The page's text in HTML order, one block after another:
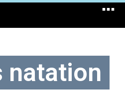
natation